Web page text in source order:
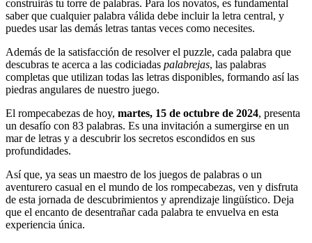
construirás tu torre de palabras. Para los novatos, es fundamental
saber que cualquier palabra válida debe incluir la letra central, y
puedes usar las demás letras tantas veces como necesites.
Además de la satisfacción de resolver el puzzle, cada palabra que
descubras te acerca a las codiciadas palabrejas, las palabras
completas que utilizan todas las letras disponibles, formando así las
piedras angulares de nuestro juego.
El rompecabezas de hoy, martes, 15 de octubre de 2024, presenta
un desafío con 83 palabras. Es una invitación a sumergirse en un
mar de letras y a descubrir los secretos escondidos en sus
profundidades.
Así que, ya seas un maestro de los juegos de palabras o un
aventurero casual en el mundo de los rompecabezas, ven y disfruta
de esta jornada de descubrimientos y aprendizaje lingüístico. Deja
que el encanto de desentrañar cada palabra te envuelva en esta
experiencia única.